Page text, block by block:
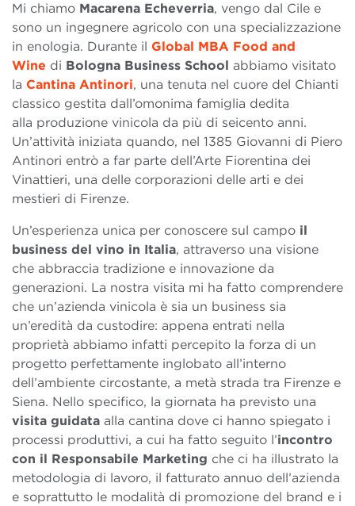
Mi chiamo Macarena Echeverria, vengo dal Cile e
sono un ingegnere agricolo con una specializzazione
in enologia. Durante il Global MBA Food and
Wine di Bologna Business School abbiamo visitato
la Cantina Antinori, una tenuta nel cuore del Chianti
classico gestita dall’omonima famiglia dedita
alla produzione vinicola da più di seicento anni.
Un’attività iniziata quando, nel 1385 Giovanni di Piero
Antinori entrò a far parte dell’Arte Fiorentina dei
Vinattieri, una delle corporazioni delle arti e dei
mestieri di Firenze.
Un’esperienza unica per conoscere sul campo il
business del vino in Italia, attraverso una visione
che abbraccia tradizione e innovazione da
generazioni. La nostra visita mi ha fatto comprendere
che un’azienda vinicola è sia un business sia
un’eredità da custodire: appena entrati nella
proprietà abbiamo infatti percepito la forza di un
progetto perfettamente inglobato all’interno
dell’ambiente circostante, a metà strada tra Firenze e
Siena. Nello specifico, la giornata ha previsto una
visita guidata alla cantina dove ci hanno spiegato i
processi produttivi, a cui ha fatto seguito l’incontro
con il Responsabile Marketing che ci ha illustrato la
metodologia di lavoro, il fatturato annuo dell’azienda
e soprattutto le modalità di promozione del brand e i